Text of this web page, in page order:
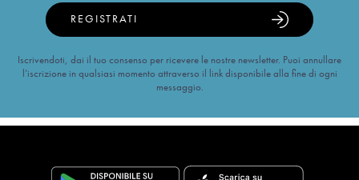
REGISTRATI
Iscrivendoti, dai il tuo consenso per ricevere le nostre newsletter. Puoi annullare
l’iscrizione in qualsiasi momento attraverso il link disponibile alla fine di ogni
messaggio.